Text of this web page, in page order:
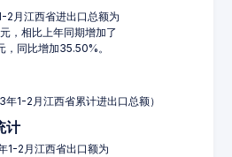
2月江西省进出口总额为
，相比上年同期增加了
同比增加35.50%。
年1-2月江西省累计进出口总额）
计
1-2月江西省出口额为